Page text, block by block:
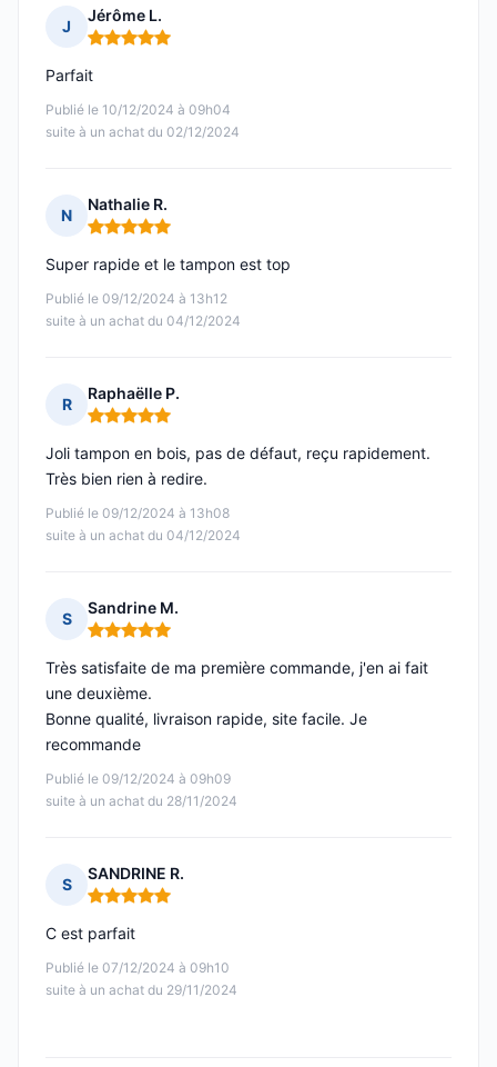
J
Jérôme L.
Note : 5 sur 5
Publié le 10/12/2024 à 09h04
suite à un achat du 02/12/2024
Parfait
N
Nathalie R.
Note : 5 sur 5
Publié le 09/12/2024 à 13h12
suite à un achat du 04/12/2024
Super rapide et le tampon est top
R
Raphaëlle P.
Note : 5 sur 5
Publié le 09/12/2024 à 13h08
suite à un achat du 04/12/2024
Joli tampon en bois, pas de défaut, reçu rapidement.
Très bien rien à redire.
S
Sandrine M.
Note : 5 sur 5
Publié le 09/12/2024 à 09h09
suite à un achat du 28/11/2024
Très satisfaite de ma première commande, j'en ai fait
une deuxième.
Bonne qualité, livraison rapide, site facile. Je
recommande
S
SANDRINE R.
Note : 5 sur 5
Publié le 07/12/2024 à 09h10
suite à un achat du 29/11/2024
C est parfait